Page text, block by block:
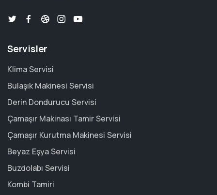
Servisler
Klima Servisi
Bulaşık Makinesi Servisi
Derin Dondurucu Servisi
Çamaşır Makinası Tamir Servisi
Çamaşır Kurutma Makinesi Servisi
Beyaz Eşya Servisi
Buzdolabı Servisi
Kombi Tamiri